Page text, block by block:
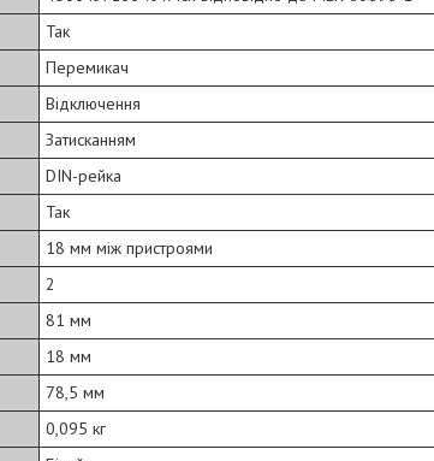
Так
Перемикач
Відключення
Затисканням
DIN-рейка
Так
18 мм між пристроями
2
81 мм
18 мм
78,5 мм
0,095 кг